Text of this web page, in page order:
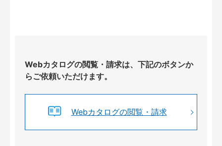
Webカタログの閲覧・請求は、下記のボタンか
らご依頼いただけます。
Webカタログの閲覧・請求